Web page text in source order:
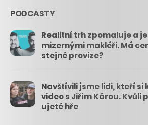
PODCASTY
Realitní trh zpomaluje a
mizernými makléři. Má
stejné provize?
Navštívili jsme lidi, kteří si
video s Jiřím Károu. Kvůli
ujeté hře